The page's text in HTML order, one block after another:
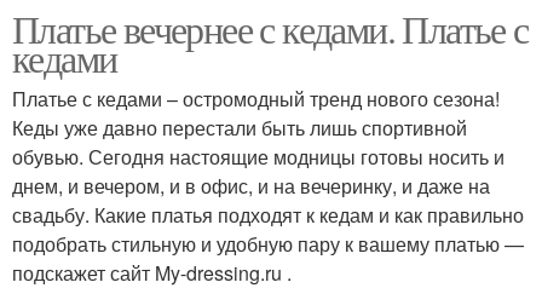
Платье вечернее с кедами. Платье с
кедами
Платье с кедами – остромодный тренд нового сезона!
Кеды уже давно перестали быть лишь спортивной
обувью. Сегодня настоящие модницы готовы носить и
днем, и вечером, и в офис, и на вечеринку, и даже на
свадьбу. Какие платья подходят к кедам и как правильно
подобрать стильную и удобную пару к вашему платью —
подскажет сайт My-dressing.ru .